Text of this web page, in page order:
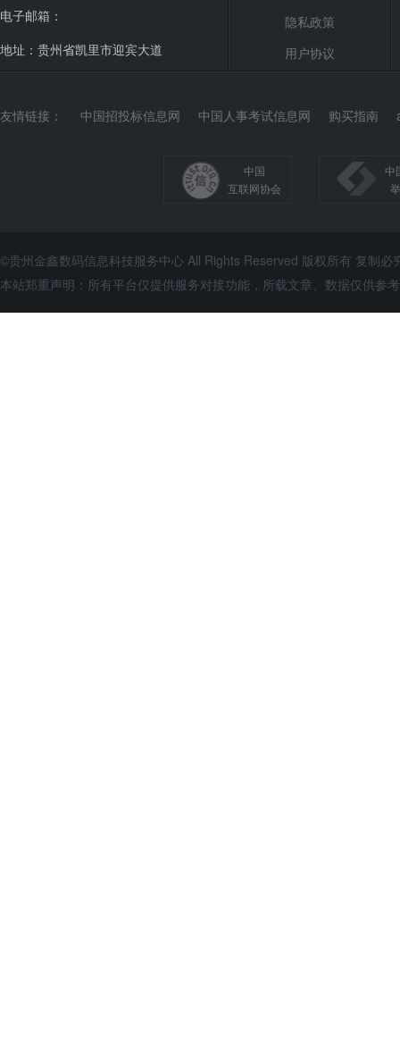
电子邮箱：
地址：贵州省凯里市迎宾大道
隐私政策
用户协议
友情链接： 中国招投标信息网 中国人事考试信息网 购买指南
中国
互联网协会
中
©贵州金鑫数码信息科技服务中心 All Rights Reserved 版权所有 复制必
本站郑重声明：所有平台仅提供服务对接功能，所载文章、数据仅供参